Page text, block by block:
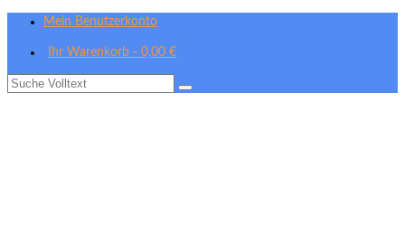
Mein Benutzerkonto
Ihr Warenkorb - 0,00 €
Suche